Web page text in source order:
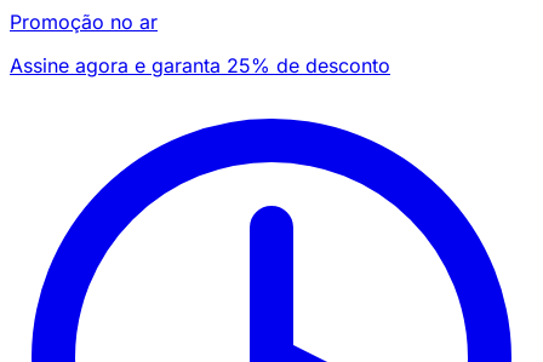
Promoção no ar
Assine agora e garanta 25% de desconto